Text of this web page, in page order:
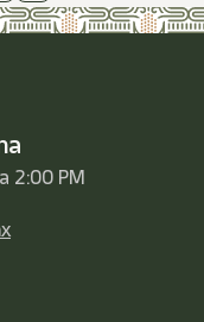
2:00 PM